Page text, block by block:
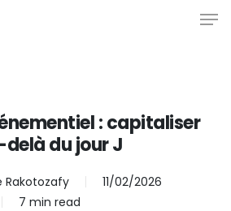
: capitaliser
du jour J
Rakotozafy
11/02/2026
7 min read